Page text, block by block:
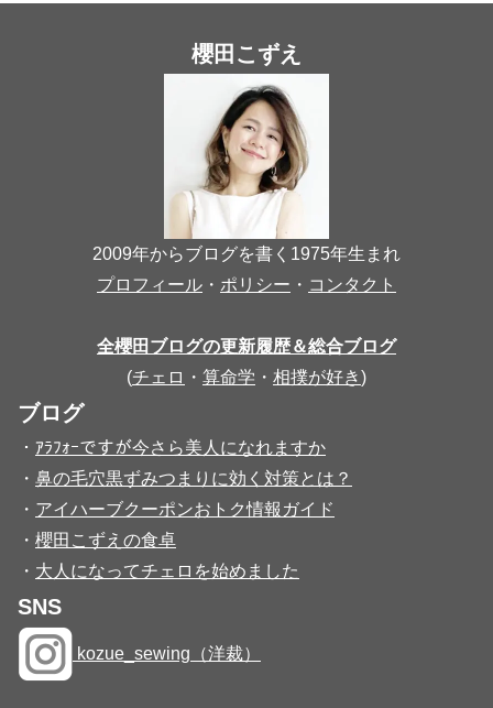
櫻田こずえ
2009年からブログを書く1975年生まれ
プロフィール ・ ポリシー ・ コンタクト
全櫻田ブログの更新履歴＆総合ブログ
(チェロ ・ 算命学 ・ 相撲が好き)
ブログ
・ ｱﾗﾌｫｰですが今さら美人になれますか
・ 鼻の毛穴黒ずみつまりに効く対策とは？
・ アイハーブクーポンおトク情報ガイド
・ 櫻田こずえの食卓
・ 大人になってチェロを始めました
SNS
kozue_sewing（洋裁）